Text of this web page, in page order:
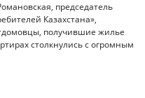
председатель
Казахстана»,
получившие жилье
столкнулись с огромным